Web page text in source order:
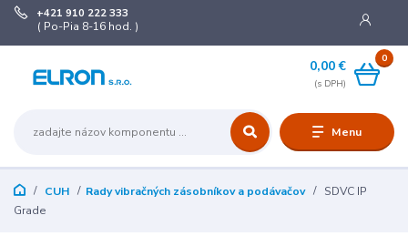
Menu
+421 910 222 333
( Po-Pia 8-16 hod. )
0
0,00 €
CUH Rady vibračných zásobníkov a podávačov
SDVC IP
Grade